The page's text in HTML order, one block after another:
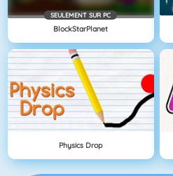
SEULEMENT SUR PC
BlockStarPlanet
Physics Drop